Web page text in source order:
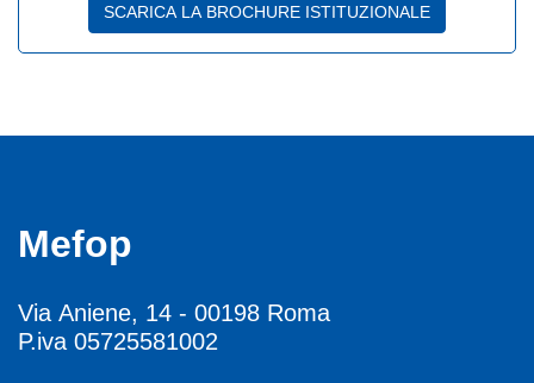
SCARICA LA BROCHURE ISTITUZIONALE
Mefop
Via Aniene, 14 - 00198 Roma
P.iva 05725581002